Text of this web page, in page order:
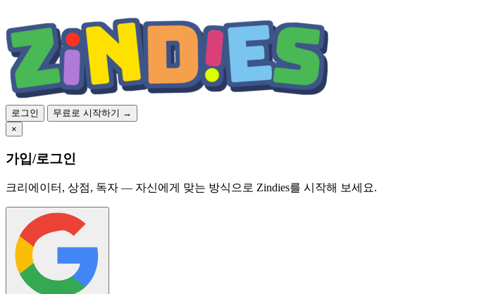
로그인
무료로 시작하기 →
×
가입/로그인
크리에이터, 상점, 독자 — 자신에게 맞는 방식으로 Zindies를 시작해 보세요.